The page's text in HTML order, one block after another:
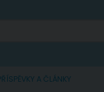
A ČLÁNKY